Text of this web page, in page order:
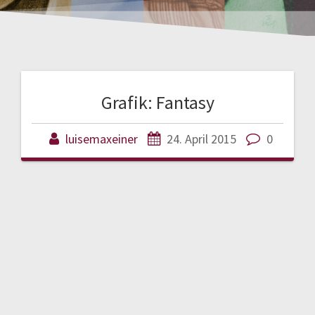
Grafik: Fantasy
luisemaxeiner 24. April 2015 0